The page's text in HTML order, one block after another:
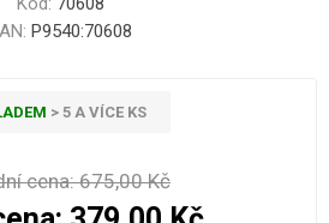
P9540:70608
> 5 A VÍCE KS
cena:675,00 Kč